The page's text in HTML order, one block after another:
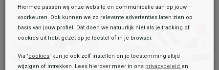
Hiermee passen wij onze website en communicatie aan op jouw
voorkeuren. Ook kunnen we zo relevante advertenties laten zien op
basis van jouw profiel. Dat doen we natuurlijk niet als je tracking of
cookies uit hebt gezet op je toestel of in je browser.
Via 'cookies' kun je ook zelf instellen en je toestemming altijd
wijzigen of intrekken. Lees hierover meer in ons privacybeleid en